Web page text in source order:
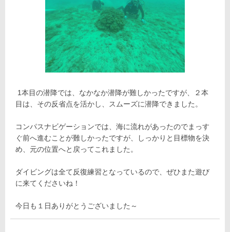
1本目の潜降では、なかなか潜降が難しかったですが、２本
目は、その反省点を活かし、スムーズに潜降できました。
コンパスナビゲーションでは、海に流れがあったのでまっす
ぐ前へ進むことが難しかったですが、しっかりと目標物を決
め、元の位置へと戻ってこれました。
ダイビングは全て反復練習となっているので、ぜひまた遊び
に来てくださいね！
今日も１日ありがとうございました～